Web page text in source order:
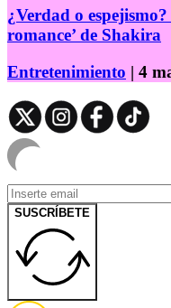
¿Verdad o
romance’ de Shakira
Entretenimiento | 4
SUSCRÍBETE